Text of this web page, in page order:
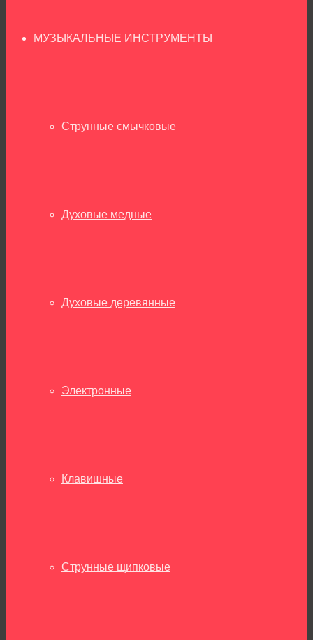
МУЗЫКАЛЬНЫЕ ИНСТРУМЕНТЫ
Струнные смычковые
Духовые медные
Духовые деревянные
Электронные
Клавишные
Струнные щипковые